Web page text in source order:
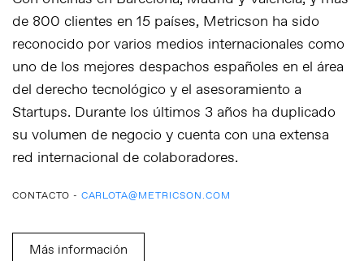
de 800 clientes en 15 países, Metricson ha sido
reconocido por varios medios internacionales como
uno de los mejores despachos españoles en el área
del derecho tecnológico y el asesoramiento a
Startups. Durante los últimos 3 años ha duplicado
su volumen de negocio y cuenta con una extensa
red internacional de colaboradores.
CONTACTO - CARLOTA@METRICSON.COM
Más información